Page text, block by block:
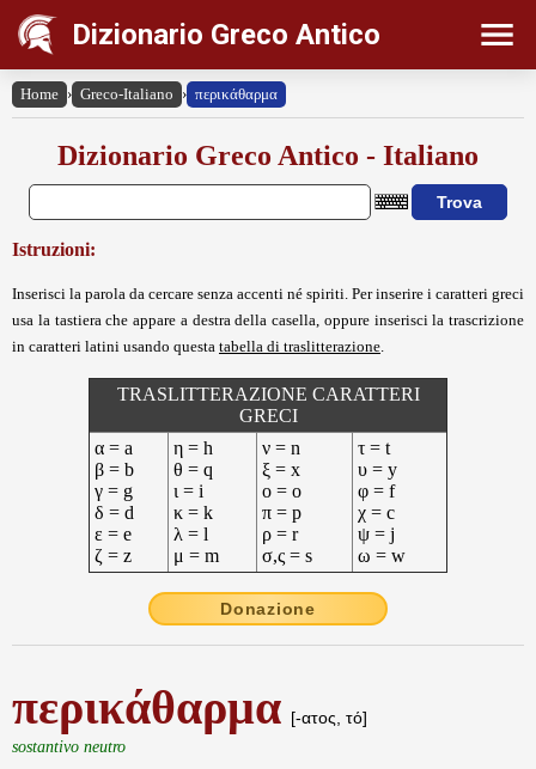
Dizionario Greco Antico
Home › Greco-Italiano › περικάθαρμα
Dizionario Greco Antico - Italiano
Istruzioni:
Inserisci la parola da cercare senza accenti né spiriti. Per inserire i caratteri greci
usa la tastiera che appare a destra della casella, oppure inserisci la trascrizione
in caratteri latini usando questa tabella di traslitterazione
TRASLITTERAZIONE CARATTERI
GRECI
α = a
β = b
γ = g
δ = d
ε = e
ζ = z
η = h
θ = q
ι = i
κ = k
λ = l
μ = m
ν = n
ξ = x
ο = o
π = p
ρ = r
σ,ς = s
τ = t
υ = y
φ = f
χ = c
ψ = j
ω = w
Donazione
περικάθαρμα [-ατος, τό]
sostantivo neutro